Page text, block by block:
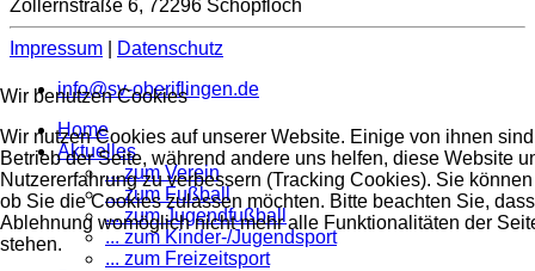
Zollernstraße 6, 72296 Schopfloch
Impressum
Datenschutz
info@sv-oberiflingen.de
Home
Aktuelles
... zum Verein
... zum Fußball
... zum Jugendfußball
... zum Kinder-/Jugendsport
... zum Freizeitsport
Wir benutzen Cookies
Wir nutzen Cookies auf unserer Website. Einige von ihnen
Betrieb der Seite, während andere uns helfen, diese Website
Nutzererfahrung zu verbessern (Tracking Cookies). Sie
ob Sie die Cookies zulassen möchten. Bitte beachten Sie,
Ablehnung womöglich nicht mehr alle Funktionalitäten der
stehen.